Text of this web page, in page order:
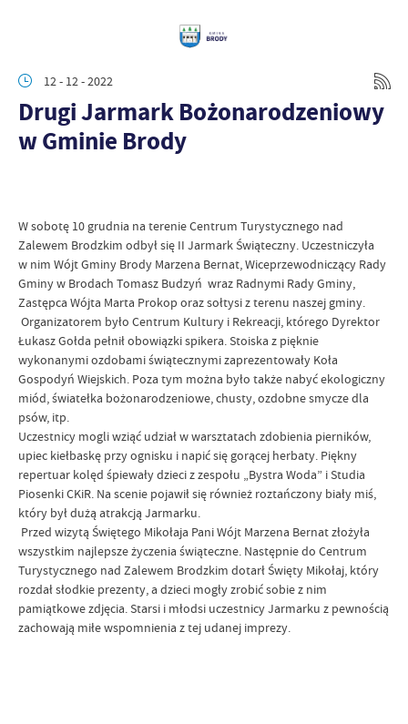
12 - 12 - 2022
Drugi Jarmark Bożonarodzeniowy
w Gminie Brody
W sobotę 10 grudnia na terenie Centrum Turystycznego nad
Zalewem Brodzkim odbył się II Jarmark Świąteczny. Uczestniczyła
w nim Wójt Gminy Brody Marzena Bernat, Wiceprzewodniczący Rady
Gminy w Brodach Tomasz Budzyń wraz Radnymi Rady Gminy,
Zastępca Wójta Marta Prokop oraz sołtysi z terenu naszej gminy.
Organizatorem było Centrum Kultury i Rekreacji, którego Dyrektor
Łukasz Gołda pełnił obowiązki spikera. Stoiska z pięknie
wykonanymi ozdobami świątecznymi zaprezentowały Koła
Gospodyń Wiejskich. Poza tym można było także nabyć ekologiczny
miód, światełka bożonarodzeniowe, chusty, ozdobne smycze dla
psów, itp.
Uczestnicy mogli wziąć udział w warsztatach zdobienia pierników,
upiec kiełbaskę przy ognisku i napić się gorącej herbaty. Piękny
repertuar kolęd śpiewały dzieci z zespołu „Bystra Woda” i Studia
Piosenki CKiR. Na scenie pojawił się również roztańczony biały miś,
który był dużą atrakcją Jarmarku.
Przed wizytą Świętego Mikołaja Pani Wójt Marzena Bernat złożyła
wszystkim najlepsze życzenia świąteczne. Następnie do Centrum
Turystycznego nad Zalewem Brodzkim dotarł Święty Mikołaj, który
rozdał słodkie prezenty, a dzieci mogły zrobić sobie z nim
pamiątkowe zdjęcia. Starsi i młodsi uczestnicy Jarmarku z pewnością
zachowają miłe wspomnienia z tej udanej imprezy.